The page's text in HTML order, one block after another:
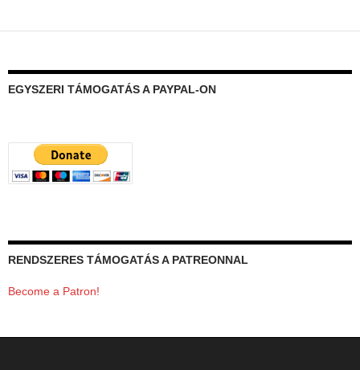
EGYSZERI TÁMOGATÁS A PAYPAL-ON
RENDSZERES TÁMOGATÁS A PATREONNAL
Become a Patron!